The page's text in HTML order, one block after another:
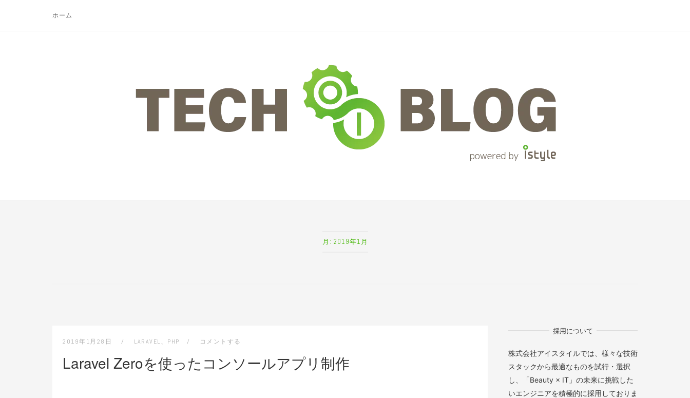
ホーム
月: 2019年1月
2019年1月28日 LARAVEL、 PHP コメントする
Laravel Zeroを使ったコンソールアプリ制作
採用について
株式会社アイスタイルでは、様々な技術
スタックから最適なものを試行・選択
し、「Beauty × IT」の未来に挑戦した
いエンジニアを積極的に採用しておりま